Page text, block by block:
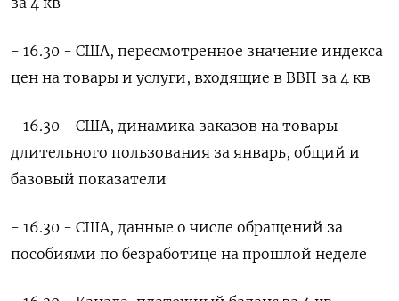
- 16.30 - США, пересмотренное значение индекса
цен на товары и услуги, входящие в ВВП за 4 кв
- 16.30 - США, динамика заказов на товары
длительного пользования за январь, общий и
базовый показатели
- 16.30 - США, данные о числе обращений за
пособиями по безработице на прошлой неделе